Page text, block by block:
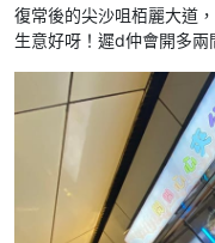
復常後的尖沙咀栢麗大道，
生意好呀！遲d仲會開多兩